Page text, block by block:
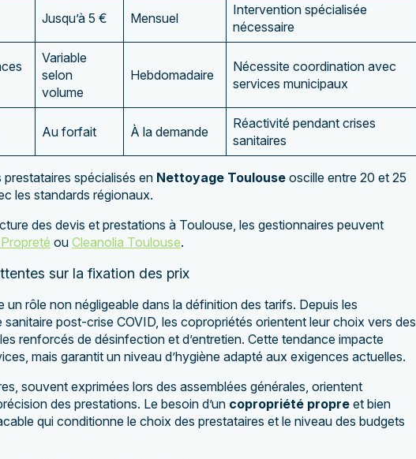
Jusqu’à 5 € Mensuel
Intervention spécialisée
nécessaire
Variable
selon
volume
Hebdomadaire
Nécessite coordination avec
services municipaux
Au forfait À la demande
Réactivité pendant crises
sanitaires
prestataires spécialisés en Nettoyage Toulouse oscille entre 20 et 25
les standards régionaux.
des devis et prestations à Toulouse, les gestionnaires peuvent
ou Cleanolia Toulouse.
sur la fixation des prix
un rôle non négligeable dans la définition des tarifs. Depuis les
post-crise COVID, les copropriétés orientent leur choix vers des
renforcés de désinfection et d’entretien. Cette tendance impacte
mais garantit un niveau d’hygiène adapté aux exigences actuelles.
souvent exprimées lors des assemblées générales, orientent
des prestations. Le besoin d’un copropriété propre et bien
qui conditionne le choix des prestataires et le niveau des budgets